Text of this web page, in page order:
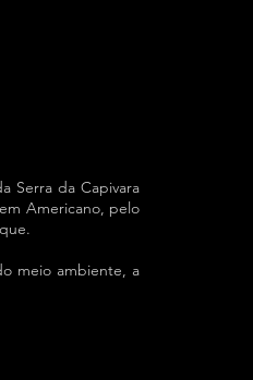
Serra da Capivara
Americano, pelo
meio ambiente, a